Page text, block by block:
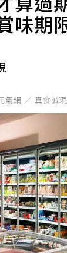
味期
氣網 ／ 真食誠現